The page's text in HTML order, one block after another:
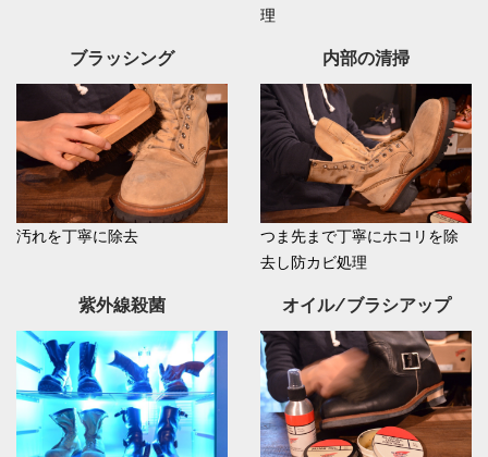
理
ブラッシング
汚れを丁寧に除去
内部の清掃
つま先まで丁寧にホコリを除
去し防カビ処理
紫外線殺菌 オイル/ブラシアップ